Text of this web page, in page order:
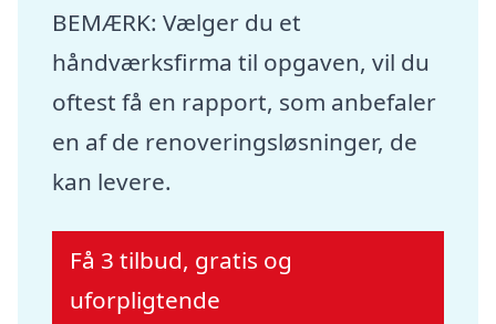
BEMÆRK: Vælger du et
håndværksfirma til opgaven, vil du
oftest få en rapport, som anbefaler
en af de renoveringsløsninger, de
kan levere.
Få 3 tilbud, gratis og
uforpligtende